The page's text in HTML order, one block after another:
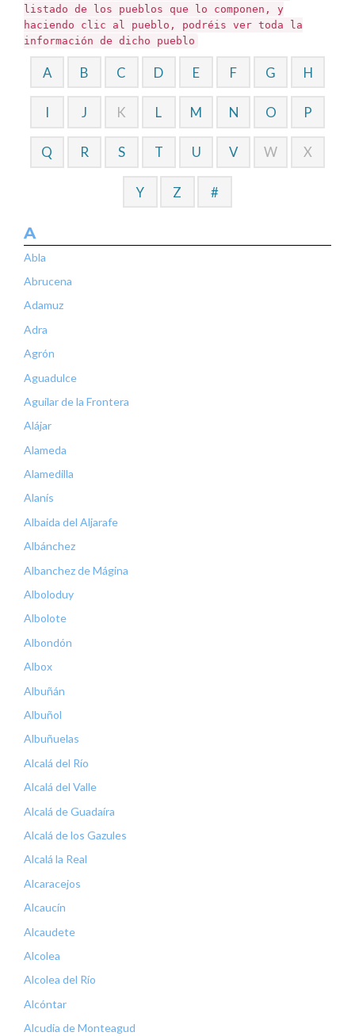
listado de los pueblos que lo componen, y
haciendo clic al pueblo, podréis ver toda la
información de dicho pueblo
A B C D E F G H
I J K L M N O P
Q R S T U V W X
Y Z #
A
Abla
Abrucena
Adamuz
Adra
Agrón
Aguadulce
Aguilar de la Frontera
Alájar
Alameda
Alamedilla
Alanís
Albaida del Aljarafe
Albánchez
Albanchez de Mágina
Alboloduy
Albolote
Albondón
Albox
Albuñán
Albuñol
Albuñuelas
Alcalá del Río
Alcalá del Valle
Alcalá de Guadaíra
Alcalá de los Gazules
Alcalá la Real
Alcaracejos
Alcaucín
Alcaudete
Alcolea
Alcolea del Río
Alcóntar
Alcudia de Monteagud